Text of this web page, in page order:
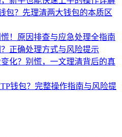
包？先理清两大钱包的本质区
！原因排查与应急处理全指南
正确处理方式与风险提示
化？别慌，一文理清背后的真
钱包？完整操作指南与风险提